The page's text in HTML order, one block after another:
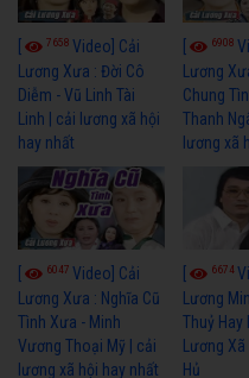
7658 Video] Cải
Lương Xưa : Đời Cô
Diễm - Vũ Linh Tài
Linh | cải lương xã hội
hay nhất
6908
Lương
Chung
Thanh
lương xã
6047 Video] Cải
Lương Xưa : Nghĩa Cũ
Tình Xưa - Minh
Vương Thoại Mỹ | cải
lương xã hội hay nhất
6674
Lương
Thuỷ Hay
Lương
Hủ